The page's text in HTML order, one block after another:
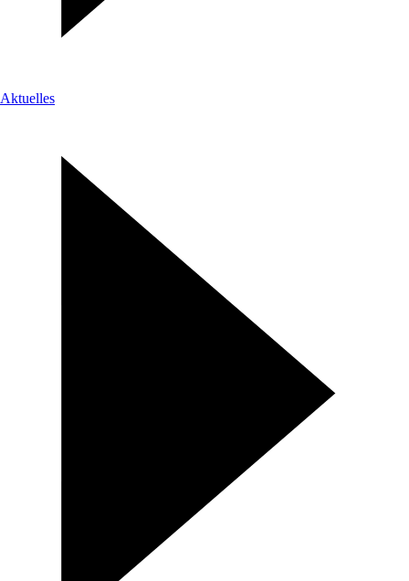
Aktuelles